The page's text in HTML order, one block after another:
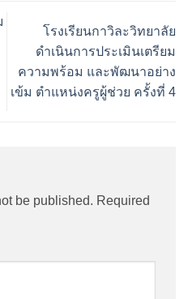
โรงเรียนกาวิละวิทยาลัย
ดำเนินการประเมินเตรียม
ความพร้อม และพัฒนาอย่าง
เข้ม ตำแหน่งครูผู้ช่วย ครั้งที่ 4
be published. Required